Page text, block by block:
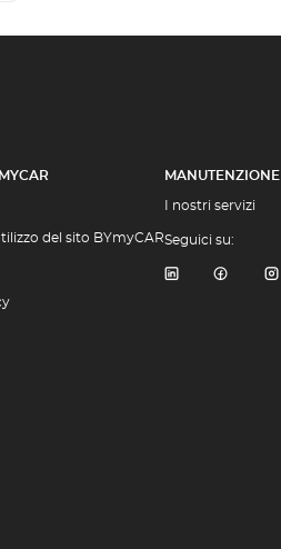
del sito BYmyCAR
MANUTENZIONE
I nostri servizi
Seguici su: